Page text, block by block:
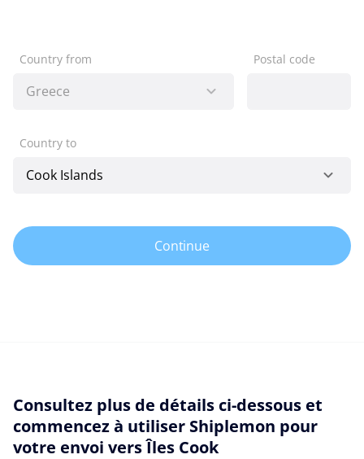
Country from Postal code
Country to
Continue
Consultez plus de détails ci-dessous et
commencez à utiliser Shiplemon pour
votre envoi vers Îles Cook